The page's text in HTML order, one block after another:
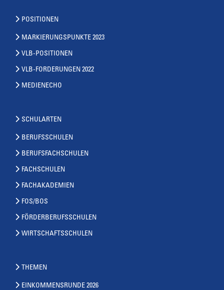
POSITIONEN
MARKIERUNGSPUNKTE 2023
VLB-POSITIONEN
VLB-FORDERUNGEN 2022
MEDIENECHO
SCHULARTEN
BERUFSSCHULEN
BERUFSFACHSCHULEN
FACHSCHULEN
FACHAKADEMIEN
FOS/BOS
FÖRDERBERUFSSCHULEN
WIRTSCHAFTSSCHULEN
THEMEN
EINKOMMENSRUNDE 2026